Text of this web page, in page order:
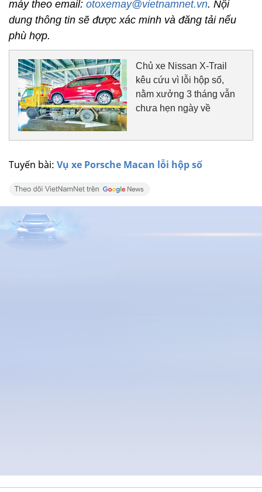
Tuyến bài: Vụ xe Porsche Macan lỗi hộp số
máy theo email: otoxemay@vietnamnet.vn. Nội
dung thông tin sẽ được xác minh và đăng tải nếu
phù hợp.
Chủ xe Nissan X-Trail
kêu cứu vì lỗi hộp số,
nằm xưởng 3 tháng vẫn
chưa hẹn ngày về